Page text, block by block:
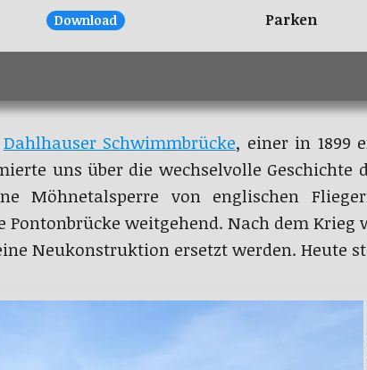
Download
Dahlhauser Schwimmbrücke, einer in 1899
uns über die wechselvolle Geschichte
Möhnetalsperre von englischen
Pontonbrücke weitgehend. Nach dem
Neukonstruktion ersetzt werden. Heute